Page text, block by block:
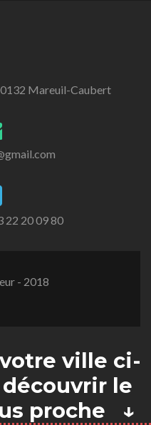
Mareuil-Caubert
22 20 09 80
- 2018
ville ci-
le
proche ↓